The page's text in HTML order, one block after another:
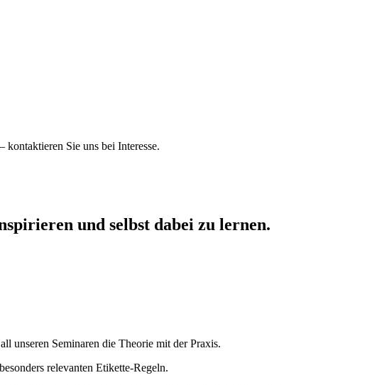
Sie uns bei Interesse.
und selbst dabei zu lernen.
unseren Seminaren die Theorie mit der Praxis.
relevanten Etikette-Regeln.